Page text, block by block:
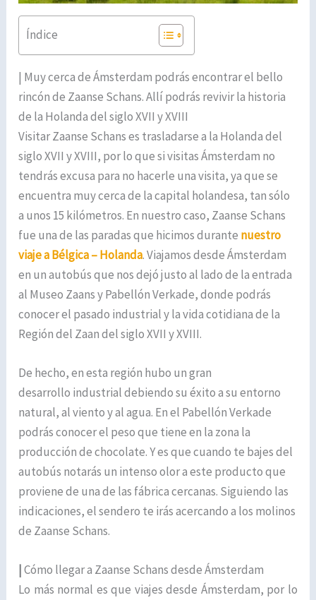
Índice
| Muy cerca de Ámsterdam podrás encontrar el bello
rincón de Zaanse Schans. Allí podrás revivir la historia
de la Holanda del siglo XVII y XVIII
Visitar Zaanse Schans es trasladarse a la Holanda del
siglo XVII y XVIII, por lo que si visitas Ámsterdam no
tendrás excusa para no hacerle una visita, ya que se
encuentra muy cerca de la capital holandesa, tan sólo
a unos 15 kilómetros. En nuestro caso, Zaanse Schans
fue una de las paradas que hicimos durante nuestro
viaje a Bélgica – Holanda. Viajamos desde Ámsterdam
en un autobús que nos dejó justo al lado de la entrada
al Museo Zaans y Pabellón Verkade, donde podrás
conocer el pasado industrial y la vida cotidiana de la
Región del Zaan del siglo XVII y XVIII.
De hecho, en esta región hubo un gran
desarrollo industrial debiendo su éxito a su entorno
natural, al viento y al agua. En el Pabellón Verkade
podrás conocer el peso que tiene en la zona la
producción de chocolate. Y es que cuando te bajes del
autobús notarás un intenso olor a este producto que
proviene de una de las fábrica cercanas. Siguiendo las
indicaciones, el sendero te irás acercando a los molinos
de Zaanse Schans.
|Cómo llegar a Zaanse Schans desde Ámsterdam
Lo más normal es que viajes desde Ámsterdam, por lo